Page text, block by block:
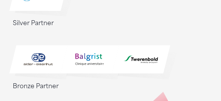
Silver Partner
Bronze Partner